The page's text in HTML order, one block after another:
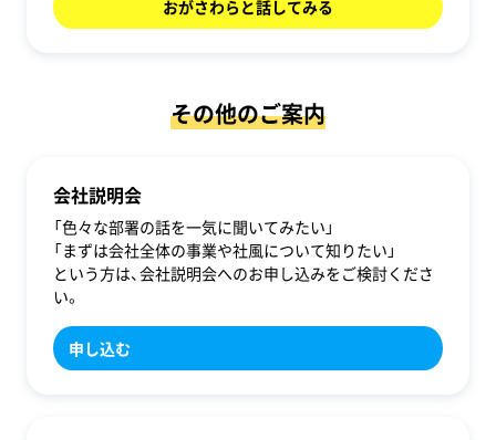
おがさわらと話してみる
その他のご案内
会社説明会
「色々な部署の話を一気に聞いてみたい」
「まずは会社全体の事業や社風について知りたい」
という方は、会社説明会へのお申し込みをご検討くださ
い。
申し込む